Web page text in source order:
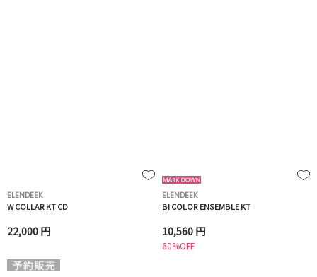
ELENDEEK
W COLLAR KT CD
22,000 円
ELENDEEK
BI COLOR ENSEMBLE KT
10,560 円
60%OFF